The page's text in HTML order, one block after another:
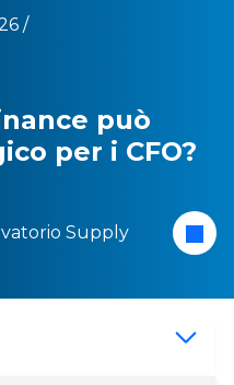
/
può
per i CFO?
Supply